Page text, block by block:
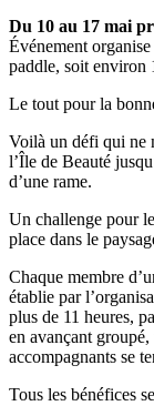
Du 10 au 17 mai
Événement
paddle, soit environ
Le tout pour la
Voilà un défi qui ne
l’Île de Beauté
d’une rame.
Un challenge pour
place dans le
Chaque membre
établie par
plus de 11 heures,
en avançant
accompagnants se
Tous les bénéfices